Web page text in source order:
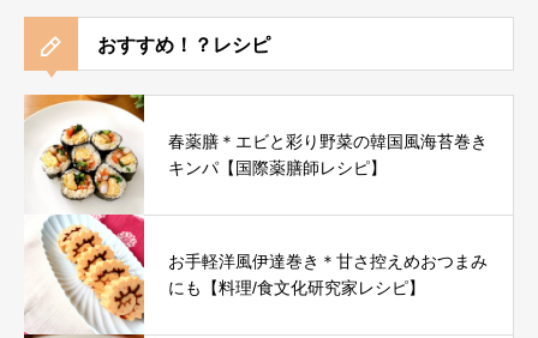
おすすめ！？レシピ
春薬膳＊エビと彩り野菜の韓国風海苔巻き
キンパ【国際薬膳師レシピ】
お手軽洋風伊達巻き＊甘さ控えめおつまみ
にも【料理/食文化研究家レシピ】